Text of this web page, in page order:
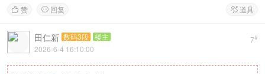
 赞  回复  道具
7#
田仁新 数码3段 楼主
2026-6-4 16:10:00